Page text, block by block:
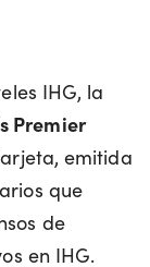
IHG, la
Premier
emitida
que
de
en IHG.